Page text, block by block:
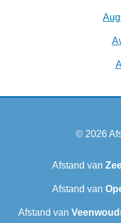
© 2026
Afstand van
Afstand van
Afstand van